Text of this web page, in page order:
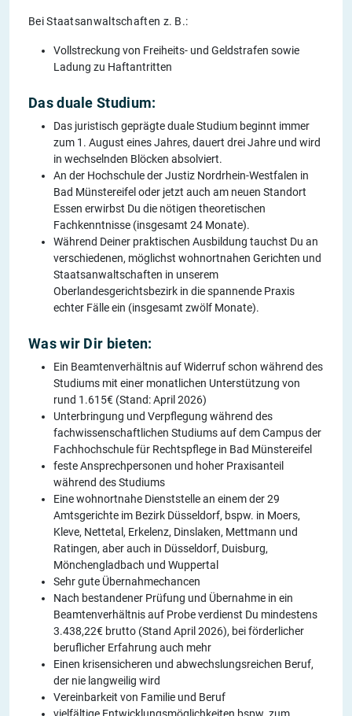
Bei Staatsanwaltschaften z. B.:
Vollstreckung von Freiheits- und Geldstrafen sowie
Ladung zu Haftantritten
Das duale Studium:
Das juristisch geprägte duale Studium beginnt immer
zum 1. August eines Jahres, dauert drei Jahre und wird
in wechselnden Blöcken absolviert.
An der Hochschule der Justiz Nordrhein-Westfalen in
Bad Münstereifel oder jetzt auch am neuen Standort
Essen erwirbst Du die nötigen theoretischen
Fachkenntnisse (insgesamt 24 Monate).
Während Deiner praktischen Ausbildung tauchst Du an
verschiedenen, möglichst wohnortnahen Gerichten und
Staatsanwaltschaften in unserem
Oberlandesgerichtsbezirk in die spannende Praxis
echter Fälle ein (insgesamt zwölf Monate).
Was wir Dir bieten:
Ein Beamtenverhältnis auf Widerruf schon während des
Studiums mit einer monatlichen Unterstützung von
rund 1.615€ (Stand: April 2026)
Unterbringung und Verpflegung während des
fachwissenschaftlichen Studiums auf dem Campus der
Fachhochschule für Rechtspflege in Bad Münstereifel
feste Ansprechpersonen und hoher Praxisanteil
während des Studiums
Eine wohnortnahe Dienststelle an einem der 29
Amtsgerichte im Bezirk Düsseldorf, bspw. in Moers,
Kleve, Nettetal, Erkelenz, Dinslaken, Mettmann und
Ratingen, aber auch in Düsseldorf, Duisburg,
Mönchengladbach und Wuppertal
Sehr gute Übernahmechancen
Nach bestandener Prüfung und Übernahme in ein
Beamtenverhältnis auf Probe verdienst Du mindestens
3.438,22€ brutto (Stand April 2026), bei förderlicher
beruflicher Erfahrung auch mehr
Einen krisensicheren und abwechslungsreichen Beruf,
der nie langweilig wird
Vereinbarkeit von Familie und Beruf